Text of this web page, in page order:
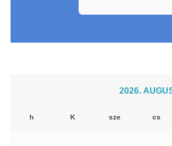
2026.
h K sze cs